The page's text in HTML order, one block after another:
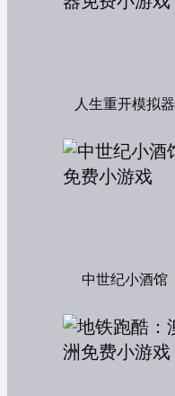
人生重开模拟器
中世纪小酒馆